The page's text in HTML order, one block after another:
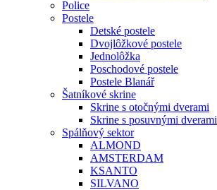
Police
Postele
Detské postele
Dvojlôžkové postele
Jednolôžka
Poschodové postele
Postele Blanář
Šatníkové skrine
Skrine s otočnými dverami
Skrine s posuvnými dverami
Spálňový sektor
ALMOND
AMSTERDAM
KSANTO
SILVANO